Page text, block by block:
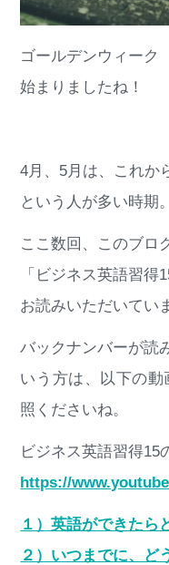
ゴールデンウィーク
始まりましたね！
4月、5月は、これか
という人が多い時期。
ここ数回、このブロ
「ビジネス英語習得
お読みいただいてい
バックナンバーが読
いう方は、以下の
照くださいね。
ビジネス英語習得15
https://
１）英語ができたら
２）いつまでに、ど